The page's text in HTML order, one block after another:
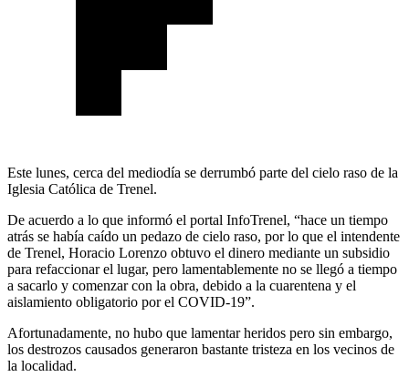
Este lunes, cerca del mediodía se derrumbó parte del cielo raso de la
Iglesia Católica de Trenel.
De acuerdo a lo que informó el portal InfoTrenel, “hace un tiempo
atrás se había caído un pedazo de cielo raso, por lo que el intendente
de Trenel, Horacio Lorenzo obtuvo el dinero mediante un subsidio
para refaccionar el lugar, pero lamentablemente no se llegó a tiempo
a sacarlo y comenzar con la obra, debido a la cuarentena y el
aislamiento obligatorio por el COVID-19”.
Afortunadamente, no hubo que lamentar heridos pero sin embargo,
los destrozos causados generaron bastante tristeza en los vecinos de
la localidad.